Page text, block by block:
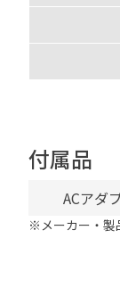
付属品
ACアダ
※メーカー・製